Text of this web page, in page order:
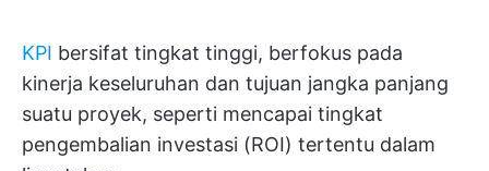
KPI bersifat tingkat tinggi, berfokus pada
kinerja keseluruhan dan tujuan jangka panjang
suatu proyek, seperti mencapai tingkat
pengembalian investasi (ROI) tertentu dalam